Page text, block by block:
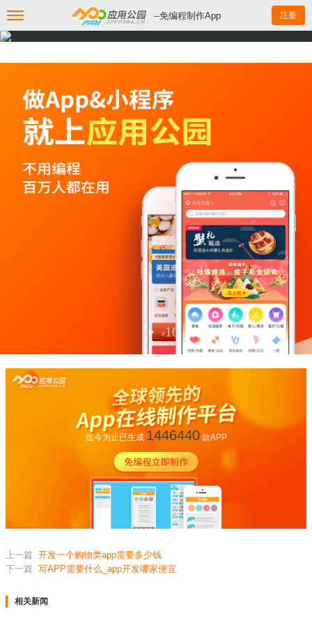
--免编程制作App 注册
迄今为止已生成 1446440款APP
上一篇 开发一个购物类app需要多少钱
下一篇 写APP需要什么_app开发哪家便宜
相关新闻